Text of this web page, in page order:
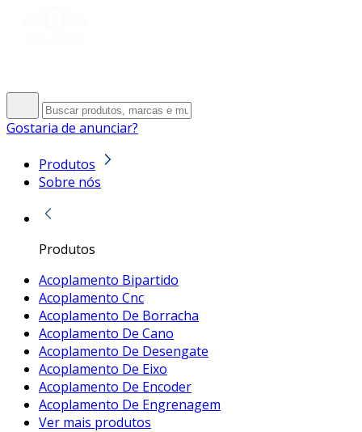
Gostaria de anunciar?
Produtos
Sobre nós
Produtos
Acoplamento Bipartido
Acoplamento Cnc
Acoplamento De Borracha
Acoplamento De Cano
Acoplamento De Desengate
Acoplamento De Eixo
Acoplamento De Encoder
Acoplamento De Engrenagem
Ver mais produtos